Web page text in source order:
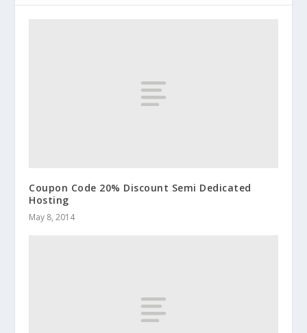
Coupon Code 20% Discount Semi Dedicated
Hosting
May 8, 2014